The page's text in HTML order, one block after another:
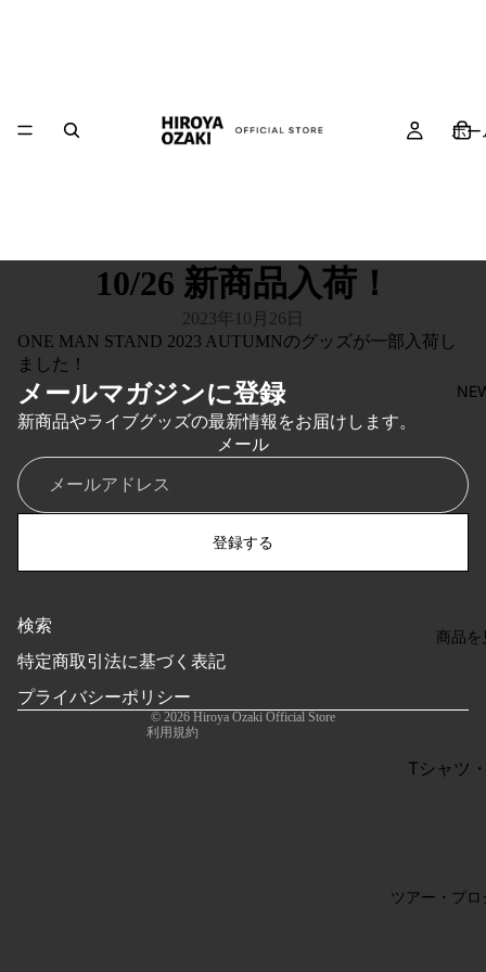
ホー
商品を
Tシャツ
チ
ツアー・プ
10/26 新商品入荷！
2023年10月26日
ONE MAN STAND 2023 AUTUMNのグッズが一部入荷し
ました！
メールマガジンに登録
新商品やライブグッズの最新情報をお届けします。
メール
登録する
検索
特定商取引法に基づく表記
プライバシーポリシー
© 2026 Hiroya Ozaki Official Store
利用規約
利用規約
返金ポリシー